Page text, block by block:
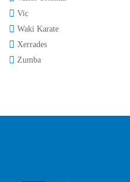
Vic
Waki Karate
Xerrades
Zumba